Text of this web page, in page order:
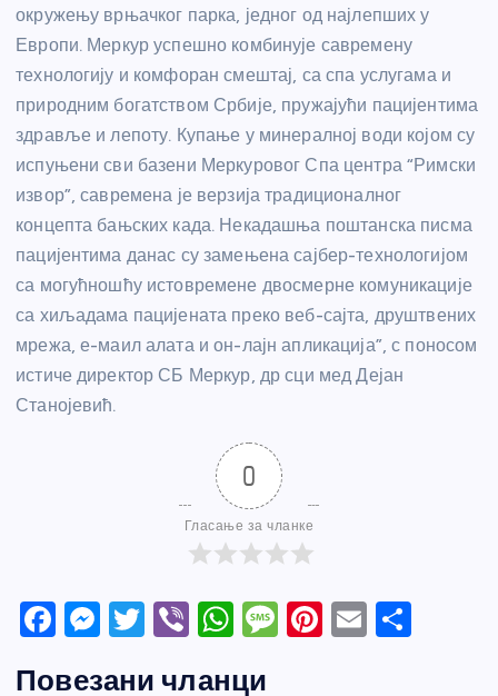
окружењу врњачког парка, једног од најлепших у
Европи. Меркур успешно комбинује савремену
технологију и комфоран смештај, са спа услугама и
природним богатством Србије, пружајући пацијентима
здравље и лепоту. Купање у минералној води којом су
испуњени сви базени Меркуровог Спа центра “Римски
извор”, савремена је верзија традиционалног
концепта бањских када. Некадашња поштанска писма
пацијентима данас су замењена сајбер-технологијом
са могућношћу истовремене двосмерне комуникације
са хиљадама пацијената преко веб-сајта, друштвених
мрежа, е-маил алата и он-лајн апликација”, с поносом
истиче директор СБ Меркур, др сци мед Дејан
Станојевић.
0
Гласање за чланке
F
M T
Vi W M Pi E
Повезани чланци